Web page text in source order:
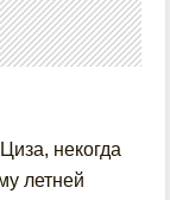
некогда
летней